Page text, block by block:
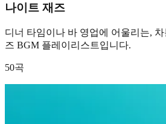
나이트 재즈
디너 타임이나 바 영업에 어울리는,
즈 BGM 플레이리스트입니다.
50곡